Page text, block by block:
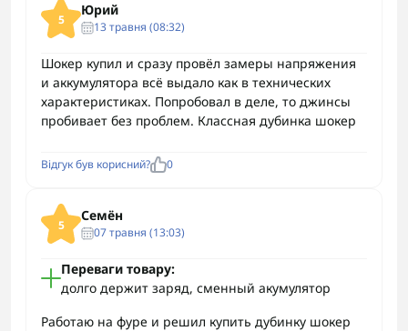
5
Юрий
13 травня (08:32)
Шокер купил и сразу провёл замеры напряжения
и аккумулятора всё выдало как в технических
характеристиках. Попробовал в деле, то джинсы
пробивает без проблем. Классная дубинка шокер
Відгук був корисний? 0
5
Семён
07 травня (13:03)
Переваги товару:
долго держит заряд, сменный акумулятор
Работаю на фуре и решил купить дубинку шокер